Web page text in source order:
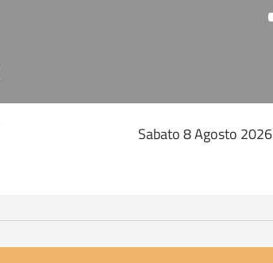
Sabato 8 Agosto 2026